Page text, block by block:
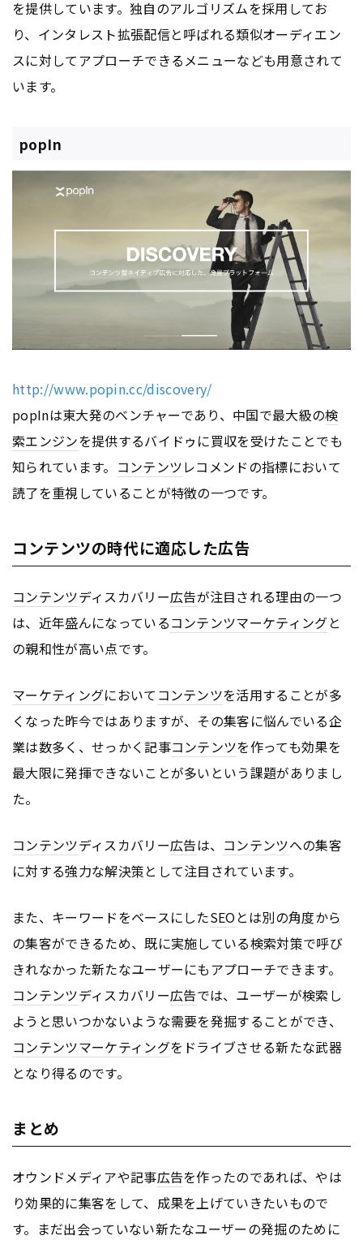
を提供しています。独自のアルゴリズムを採用してお
り、インタレスト拡張配信と呼ばれる類似オーディエン
スに対してアプローチできるメニューなども用意されて
います。
popIn
http://www.popin.cc/discovery/
popInは東大発のベンチャーであり、中国で最大級の検
索エンジンを提供するバイドゥに買収を受けたことでも
知られています。 コンテンツレコメンドの指標において
読了を重視していることが特徴の一つです。
コンテンツの時代に適応した広告
コンテンツディスカバリー広告が注目される理由の一つ
は、近年盛んになっているコンテンツマーケティングと
の親和性が高い点です。
マーケティングにおいて コンテンツを活用することが多
くなった昨今ではありますが、その集客に悩んでいる企
業は数多く、せっかく記事コンテンツを作っても効果を
最大限に発揮できないことが多いという課題がありまし
た。
コンテンツディスカバリー広告は、 コンテンツへの集客
に対する強力な解決策として注目されています。
また、キーワードをベースにしたSEO とは別の角度から
の集客ができるため、既に実施している検索対策で呼び
きれなかった新たなユーザーにもアプローチできます。
コンテンツディスカバリー広告では、ユーザーが検索し
ようと思いつかないような需要を発掘することができ、
コンテンツマーケティングをドライブさせる新たな武器
となり得るのです。
まとめ
オウンドメディアや記事広告を作ったのであれば、やは
り効果的に集客をして、成果を上げていきたいもので
す。まだ出会っていない新たなユーザーの発掘のために